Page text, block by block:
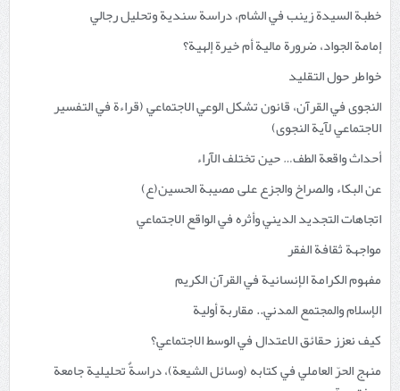
خطبة السيدة زينب في الشام، دراسة سندية وتحليل رجالي
إمامة الجواد، ضرورة مالية أم خيرة إلهية؟
خواطر حول التقليد
النجوى في القرآن، قانون تشكل الوعي الاجتماعي (قراءة في التفسير
الاجتماعي لآية النجوى)
أحداث واقعة الطف… حين تختلف الآراء
عن البكاء والصراخ والجزع على مصيبة الحسين(ع)
اتجاهات التجديد الديني وأثره في الواقع الاجتماعي
مواجهة ثقافة الفقر
مفهوم الكرامة الإنسانية في القرآن الكريم
الإسلام والمجتمع المدني.. مقاربة أولية
كيف نعزز حقائق الاعتدال في الوسط الاجتماعي؟
منهج الحرّ العاملي في كتابه (وسائل الشيعة)، دراسةٌ تحليلية جامعة